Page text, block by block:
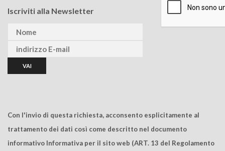
Iscriviti alla Newsletter
Con l'invio di questa richiesta, acconsento esplicitamente al
trattamento dei dati così come descritto nel documento
informativo Informativa per il sito web (ART. 13 del Regolamento